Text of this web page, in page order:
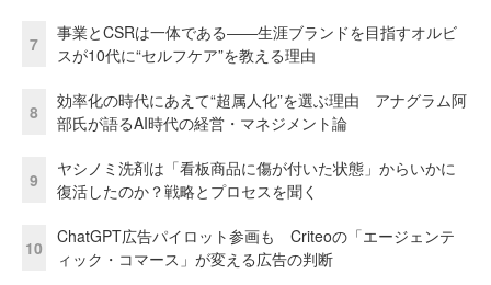
7
事業とCSRは一体である――生涯ブランドを目指すオルビ
スが10代に“セルフケア”を教える理由
8
効率化の時代にあえて“超属人化”を選ぶ理由 アナグラム阿
部氏が語るAI時代の経営・マネジメント論
9
ヤシノミ洗剤は「看板商品に傷が付いた状態」からいかに
復活したのか？戦略とプロセスを聞く
10
ChatGPT広告パイロット参画も Criteoの「エージェンテ
ィック・コマース」が変える広告の判断